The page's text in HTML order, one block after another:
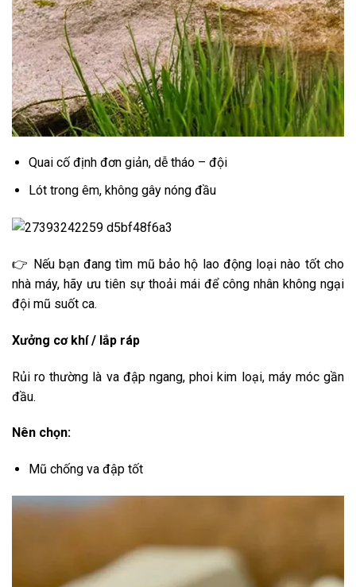
Quai cố định đơn giản, dễ tháo – đội
Lót trong êm, không gây nóng đầu
👉 Nếu bạn đang tìm mũ bảo hộ lao động loại nào tốt cho
nhà máy, hãy ưu tiên sự thoải mái để công nhân không ngại
đội mũ suốt ca.
Xưởng cơ khí / lắp ráp
Rủi ro thường là va đập ngang, phoi kim loại, máy móc gần
đầu.
Nên chọn:
Mũ chống va đập tốt